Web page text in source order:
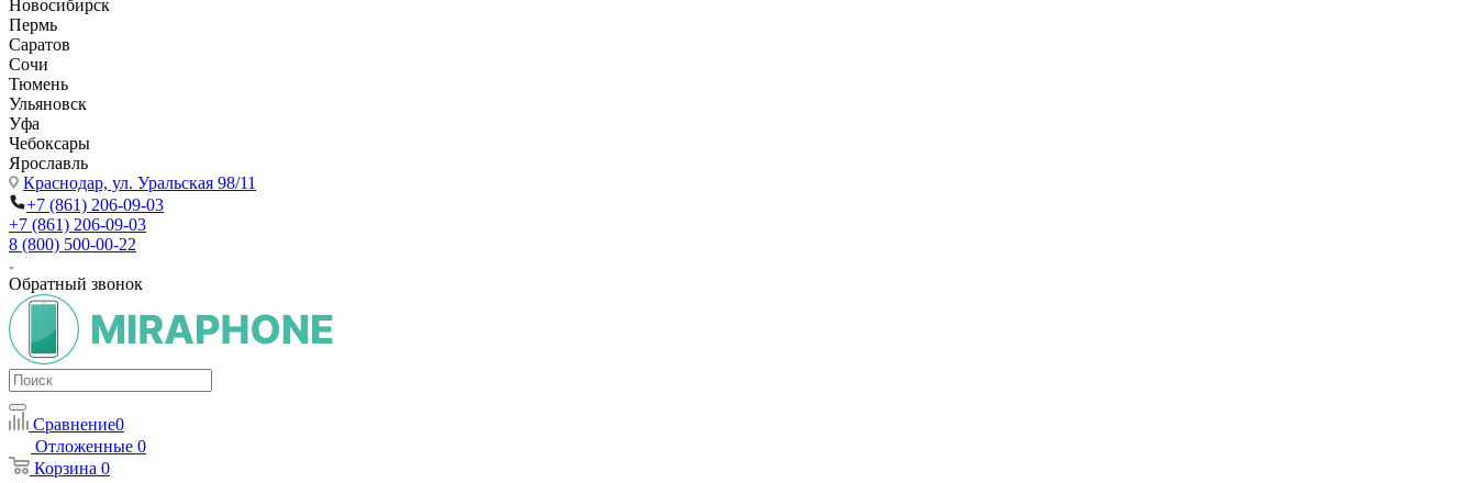
Новосибирск
Пермь
Саратов
Сочи
Тюмень
Ульяновск
Уфа
Чебоксары
Ярославль
Краснодар, ул. Уральская 98/11
+7 (861) 206-09-03
+7 (861) 206-09-03
8 (800) 500-00-22
Обратный звонок
Сравнение0
Отложенные 0
Корзина 0